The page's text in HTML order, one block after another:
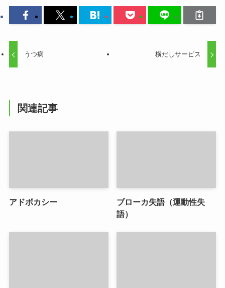
うつ病 横だしサービス
関連記事
アドボカシー
ブローカ失語（運動性失
語）